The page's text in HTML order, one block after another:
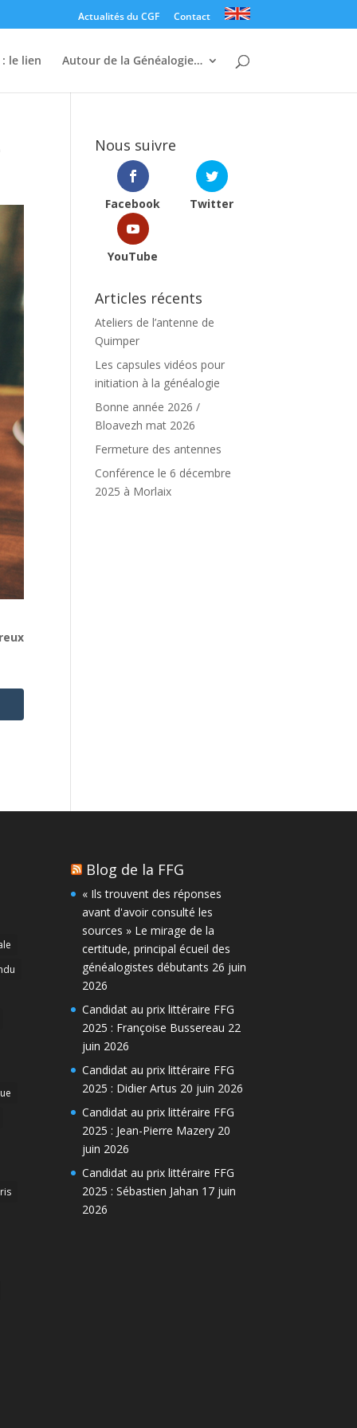
Actualités du CGF Contact
: le lien Autour de la Généalogie…
Nous suivre
Facebook Twitter
YouTube
Articles récents
Ateliers de l’antenne de
Quimper
Les capsules vidéos pour
initiation à la généalogie
Bonne année 2026 /
Bloavezh mat 2026
Fermeture des antennes
Conférence le 6 décembre
2025 à Morlaix
Blog de la FFG
« Ils trouvent des réponses
avant d'avoir consulté les
sources » Le mirage de la
certitude, principal écueil des
généalogistes débutants 26 juin
2026
Candidat au prix littéraire FFG
2025 : Françoise Bussereau 22
juin 2026
Candidat au prix littéraire FFG
2025 : Didier Artus 20 juin 2026
Candidat au prix littéraire FFG
2025 : Jean-Pierre Mazery 20
juin 2026
Candidat au prix littéraire FFG
2025 : Sébastien Jahan 17 juin
2026